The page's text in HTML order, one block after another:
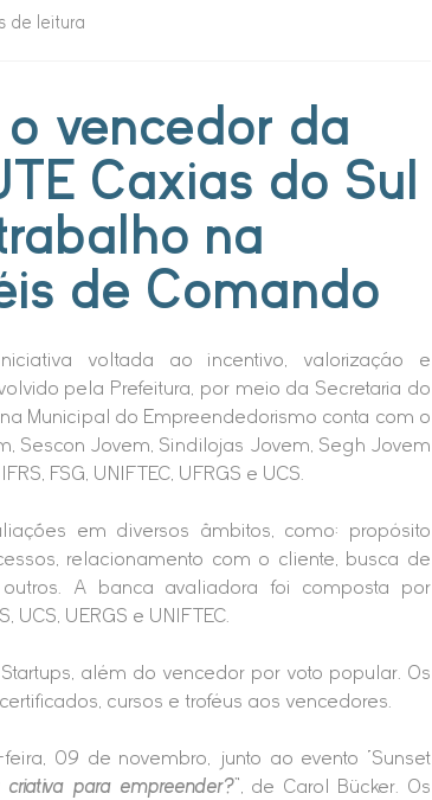
de leitura
vencedor da
Caxias do Sul
na
de Comando
voltada ao incentivo, valorização e
pela Prefeitura, por meio da Secretaria do
Municipal do Empreendedorismo conta com o
Sescon Jovem, Sindilojas Jovem, Segh Jovem
FSG, UNIFTEC, UFRGS e UCS.
em diversos âmbitos, como: propósito
relacionamento com o cliente, busca de
outros. A banca avaliadora foi composta por
UERGS e UNIFTEC.
além do vencedor por voto popular. Os
cursos e troféus aos vencedores.
09 de novembro, junto ao evento “Sunset
para empreender?”, de Carol Bücker. Os